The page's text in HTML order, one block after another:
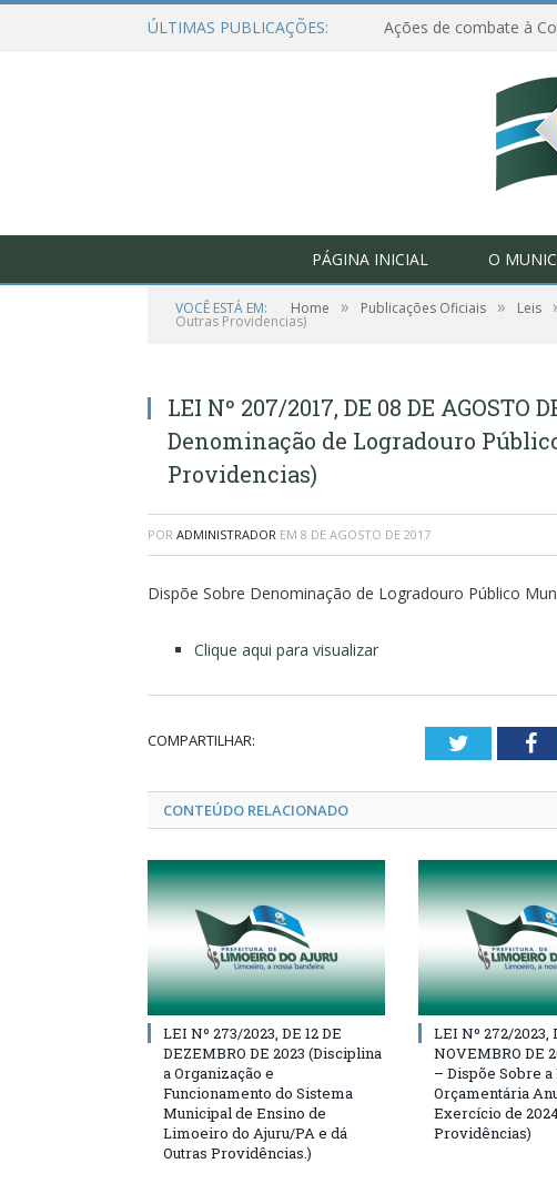
ÚLTIMAS PUBLICAÇÕES:
PÁGINA INICIAL O
VOCÊ ESTÁ EM: Home » Publicações Oficiais » Leis
Outras Providencias)
LEI Nº 207/2017, DE 08 DE AGOSTO
Denominação de Logradouro
Providencias)
POR ADMINISTRADOR EM 8 DE AGOSTO DE 2017
Dispõe Sobre Denominação de Logradouro Público
Clique aqui para visualizar
COMPARTILHAR: Twitter
CONTEÚDO RELACIONADO
LEI Nº 273/2023, DE 12 DE
DEZEMBRO DE 2023 (Disciplina
a Organização e
Funcionamento do Sistema
Municipal de Ensino de
Limoeiro do Ajuru/PA e dá
Outras Providências.)
LEI Nº 272/2023,
NOVEMBRO DE
– Dispõe Sobre a
Orçamentária
Exercício de
Providências)